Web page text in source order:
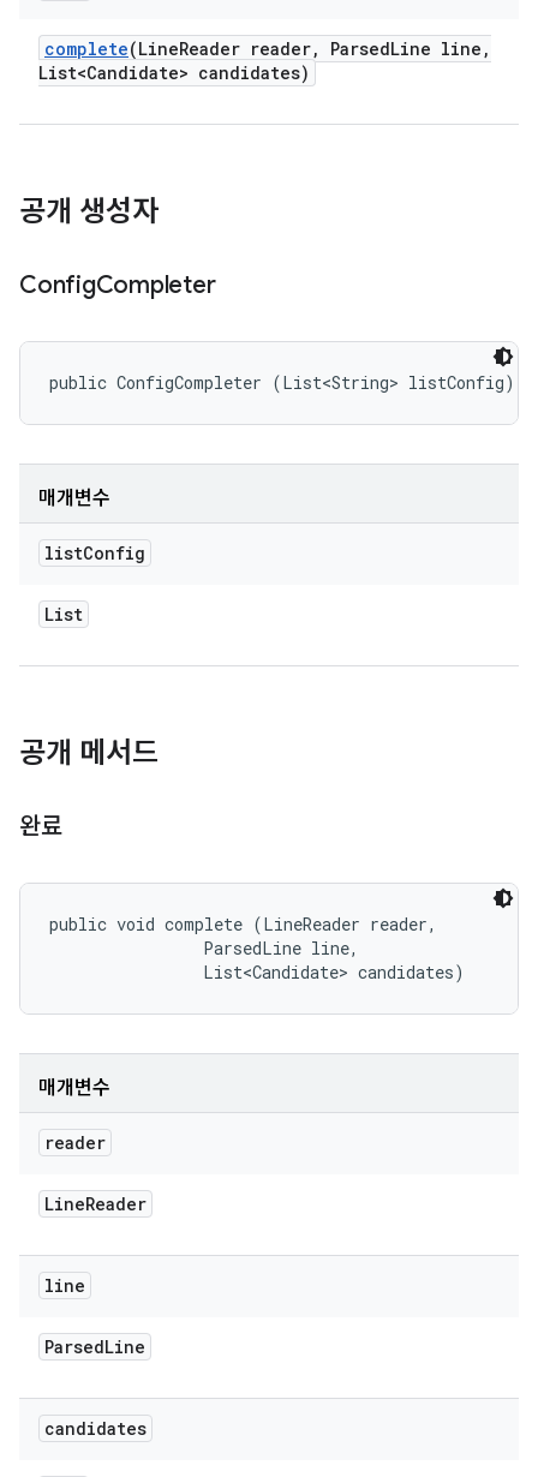
complete(LineReader reader, ParsedLine line ,
List<Candidate> candidates)
공개 생성자
ConfigCompleter
public ConfigCompleter (List<String> listConfig)
매개변수
listConfig
List
공개 메서드
완료
public void complete (LineReader reader,
                ParsedLine line,
                List<Candidate> candidates)
매개변수
reader
LineReader
line
ParsedLine
candidates